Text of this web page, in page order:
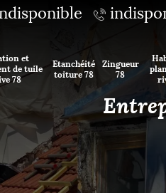
et
de tuile
78
Etanchéité
toiture 78
Zingueur
78